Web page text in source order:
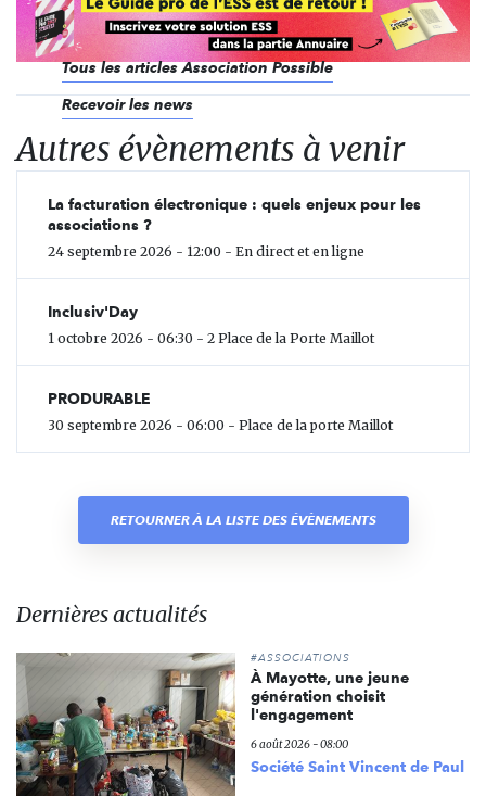
agit depuis 2014 pour rendre l'univers pénal et
carcéral accessible aux citoyen·ne·s.
Tous les articles Association Possible
Recevoir les news
Autres évènements à venir
La facturation électronique : quels enjeux pour les
associations ?
24 septembre 2026 - 12:00 - En direct et en ligne
Inclusiv'Day
1 octobre 2026 - 06:30 - 2 Place de la Porte Maillot
PRODURABLE
30 septembre 2026 - 06:00 - Place de la porte Maillot
RETOURNER À LA LISTE DES ÉVÈNEMENTS
Dernières actualités
#ASSOCIATIONS
À Mayotte, une jeune
génération choisit
l'engagement
6 août 2026 - 08:00
Société Saint Vincent de Paul